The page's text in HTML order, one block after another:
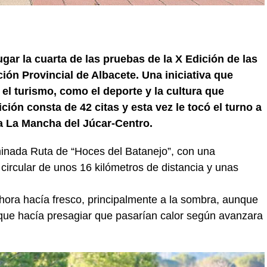
la cuarta de las pruebas de la X Edición de las
Provincial de Albacete. Una iniciativa que
turismo, como el deporte y la cultura que
consta de 42 citas y esta vez le tocó el turno a
Mancha del Júcar-Centro.
Ruta de “Hoces del Batanejo”, con una
de unos 16 kilómetros de distancia y unas
hacía fresco, principalmente a la sombra, aunque
hacía presagiar que pasarían calor según avanzara